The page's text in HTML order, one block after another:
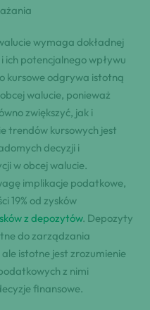
wymaga dokładnej
ich potencjalnego wpływu
kursowe odgrywa istotną
walucie, ponieważ
zwiększyć, jak i
trendów kursowych jest
decyzji i
w obcej walucie.
implikacje podatkowe,
19% od zysków
z depozytów. Depozyty
do zarządzania
istotne jest zrozumienie
z nimi
finansowe.